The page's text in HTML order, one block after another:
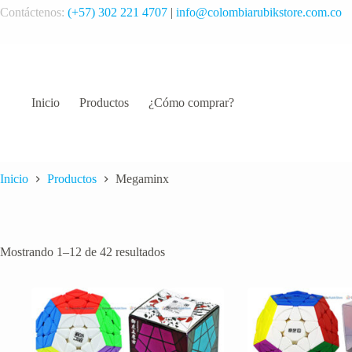
Saltar
al
Contáctenos: (+57) 302 221 4707 | info@colombiarubikstore.com.co
Inicio Productos ¿Cómo comprar?
Inicio Productos Megaminx
Mostrando 1–12 de 42 resultadosOrdenado